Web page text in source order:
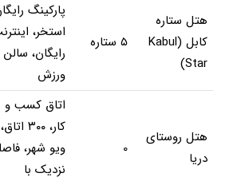
هتل ستاره
کابل (Kabul
Star)
۵ ستاره
پارکینگ
استخر،
رایگان، سالن
ورزش
هتل روستای
دریا
0
اتاق کسب و
کار، ۳۰۰ اتاق،
ویو شهر،
نزدیک با